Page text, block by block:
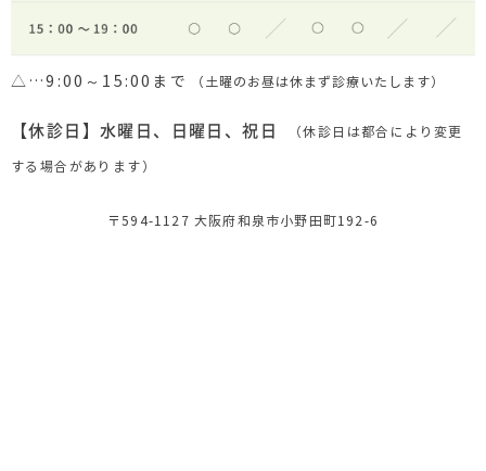
△…9:00～15:00まで （土曜のお昼は休まず診療いたします）
【休診日】水曜日、日曜日、祝日 （休診日は都合により変更
する場合があります）
〒594-1127 大阪府和泉市小野田町192-6